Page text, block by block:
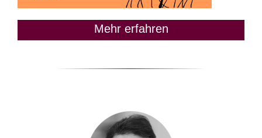
Mehr erfahren